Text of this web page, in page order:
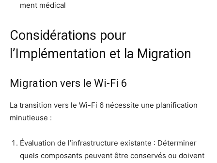
ment médical
Considérations pour
l’Implémentation et la Migration
Migration vers le Wi-Fi 6
La tran­si­tion vers le Wi-Fi 6 néces­site une pla­ni­fi­ca­tion
minutieuse :
Éva­lua­tion de l’in­fra­struc­ture exis­tante : Déter­mi­ner
quels com­po­sants peuvent être conser­vés ou doivent